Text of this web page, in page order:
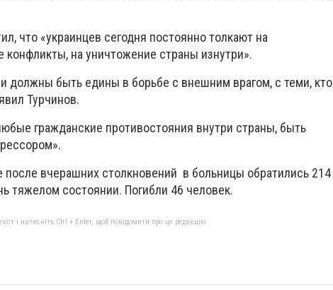
что «украинцев сегодня постоянно толкают на
конфликты, на уничтожение страны изнутри».
должны быть едины в борьбе с внешним врагом, с теми, кто
Турчинов.
гражданские противостояния внутри страны, быть
вчерашних столкновений в больницы обратились 214
тяжелом состоянии. Погибли 46 человек.
і натисніть Ctrl + Enter, щоб повідомити про це редакцію